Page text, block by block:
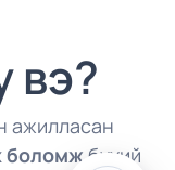
вэ?
ажилласан
боломж бүхий